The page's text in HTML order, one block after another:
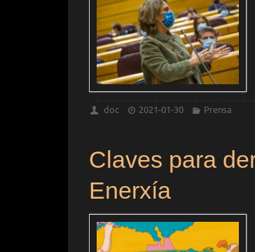
doc 2021-01-30 Prensa
Claves para
Enerxía